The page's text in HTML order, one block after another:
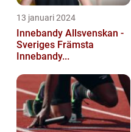
13 januari 2024
Innebandy Allsvenskan -
Sveriges Främsta
Innebandy...